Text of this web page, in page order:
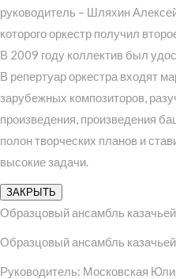
руководитель – Шляхин
которого оркестр получил
В 2009 году коллектив был
В репертуар оркестра входят
зарубежных композиторов,
произведения, произведения
полон творческих планов и
высокие задачи.
ЗАКРЫТЬ
Образцовый ансамбль
Образцовый ансамбль
Руководитель: Московская